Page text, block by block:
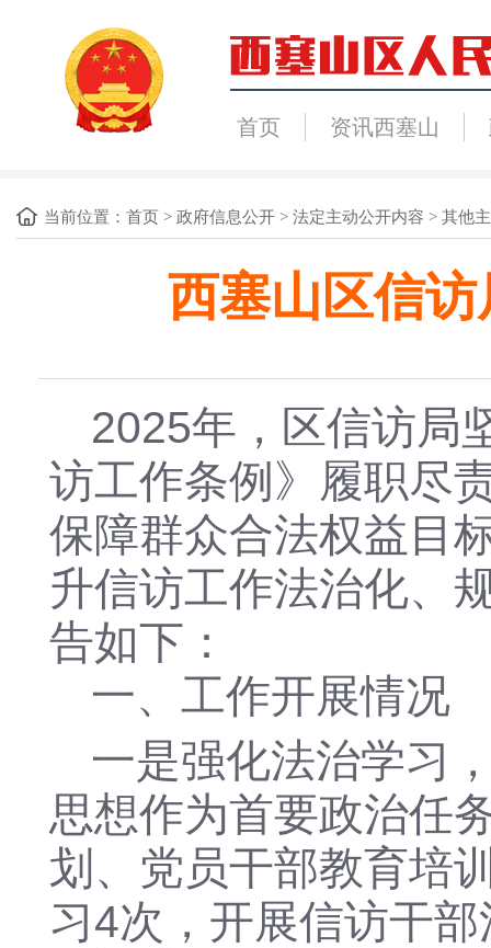
首页 资讯西塞山
当前位置： 首页 > 政府信息公开 > 法定主动公开内容 > 其他
西塞山区信
2025年 ， 区信访局
访工作条例》履职尽
保障群众合法权益目
升信访工作法治化、
告如下 ：
一、工作开展情况
一是强化法治学习
思想作为首要政治任
划、党员干部教育培
习4次，开展信访干